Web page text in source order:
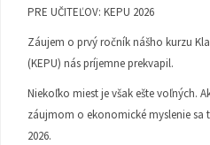
PRE UČITEĽOV: KEPU 2026
Záujem o prvý ročník nášho kurzu
(KEPU) nás príjemne prekvapil.
Niekoľko miest je však ešte voľných.
záujmom o ekonomické myslenie sa
2026.